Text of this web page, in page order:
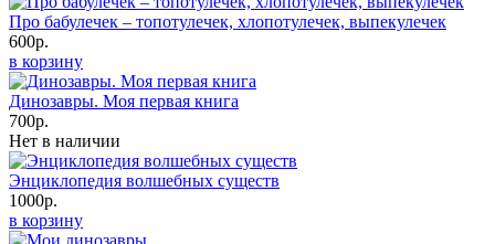
Про бабулечек – топотулечек, хлопотулечек, выпекулечек
600р.
в корзину
Динозавры. Моя первая книга
700р.
Нет в наличии
Энциклопедия волшебных существ
1000р.
в корзину